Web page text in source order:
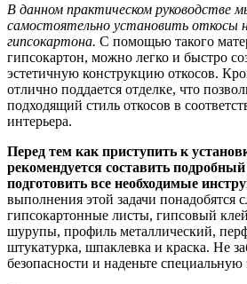
В данном практическом руководстве
самостоятельно установить откосы
гипсокартона. С помощью такого
гипсокартон, можно легко и быстро
эстетичную конструкцию откосов.
отлично поддается отделке, что
подходящий стиль откосов в
интерьера.
Перед тем как приступить к
рекомендуется составить
подготовить все необходимые
выполнения этой задачи понадобятся
гипсокартонные листы, гипсовый
шурупы, профиль металлический,
штукатурка, шпаклевка и краска. Не
безопасности и наденьте